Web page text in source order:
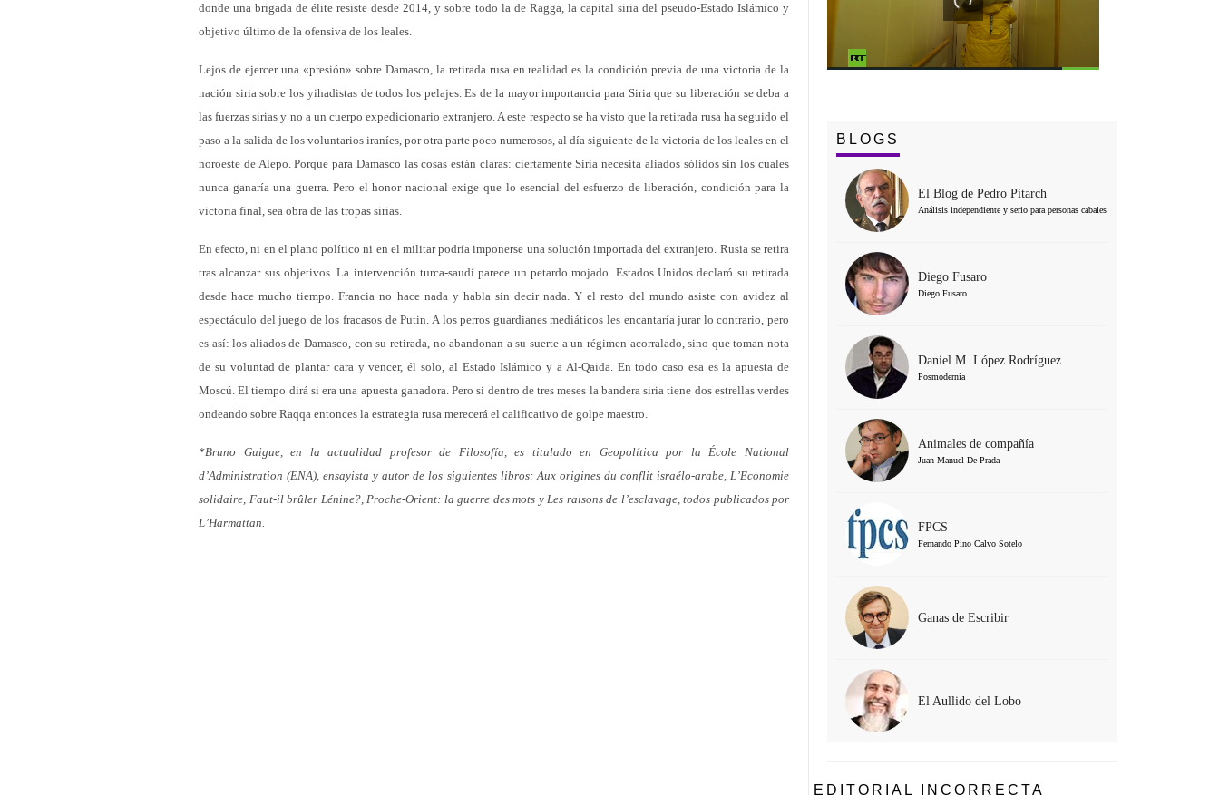
donde una brigada de élite resiste desde 2014, y sobre todo la de Ragga, la capital siria del pseudo-Estado Islámico y
objetivo último de la ofensiva de los leales.
Lejos de ejercer una «presión» sobre Damasco, la retirada rusa en realidad es la condición previa de una victoria de la
nación siria sobre los yihadistas de todos los pelajes. Es de la mayor importancia para Siria que su liberación se deba a
las fuerzas sirias y no a un cuerpo expedicionario extranjero. A este respecto se ha visto que la retirada rusa ha seguido el
paso a la salida de los voluntarios iraníes, por otra parte poco numerosos, al día siguiente de la victoria de los leales en el
noroeste de Alepo. Porque para Damasco las cosas están claras: ciertamente Siria necesita aliados sólidos sin los cuales
nunca ganaría una guerra. Pero el honor nacional exige que lo esencial del esfuerzo de liberación, condición para la
victoria final, sea obra de las tropas sirias.
En efecto, ni en el plano político ni en el militar podría imponerse una solución importada del extranjero. Rusia se retira
tras alcanzar sus objetivos. La intervención turca-saudí parece un petardo mojado. Estados Unidos declaró su retirada
desde hace mucho tiempo. Francia no hace nada y habla sin decir nada. Y el resto del mundo asiste con avidez al
espectáculo del juego de los fracasos de Putin. A los perros guardianes mediáticos les encantaría jurar lo contrario, pero
es así: los aliados de Damasco, con su retirada, no abandonan a su suerte a un régimen acorralado, sino que toman nota
de su voluntad de plantar cara y vencer, él solo, al Estado Islámico y a Al-Qaida. En todo caso esa es la apuesta de
Moscú. El tiempo dirá si era una apuesta ganadora. Pero si dentro de tres meses la bandera siria tiene dos estrellas verdes
ondeando sobre Raqqa entonces la estrategia rusa merecerá el calificativo de golpe maestro.
*Bruno Guigue, en la actualidad profesor de Filosofía, es titulado en Geopolítica por la École National
d’Administration (ENA), ensayista y autor de los siguientes libros: Aux origines du conflit israélo-arabe, L’Economie
solidaire, Faut-il brûler Lénine?, Proche-Orient: la guerre des mots y Les raisons de l’esclavage, todos publicados por
L’Harmattan.
BLOGS
El Blog de Pedro Pitarch
Análisis independiente y serio para personas cabales
Diego Fusaro
Diego Fusaro
Daniel M. López Rodríguez
Posmodernia
Animales de compañía
Juan Manuel De Prada
FPCS
Fernando Pino Calvo Sotelo
Ganas de Escribir
El Aullido del Lobo
EDITORIAL INCORRECTA